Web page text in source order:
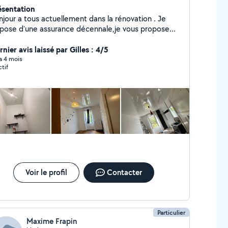
a tous actuellement dans la rénovation . Je
d'une assurance décennale,je vous propose
à votre écoute. A bientôt
avis laissé par Gilles : 4/5
4 mois
Voir le profil Contacter
Particulier
Maxime Frapin